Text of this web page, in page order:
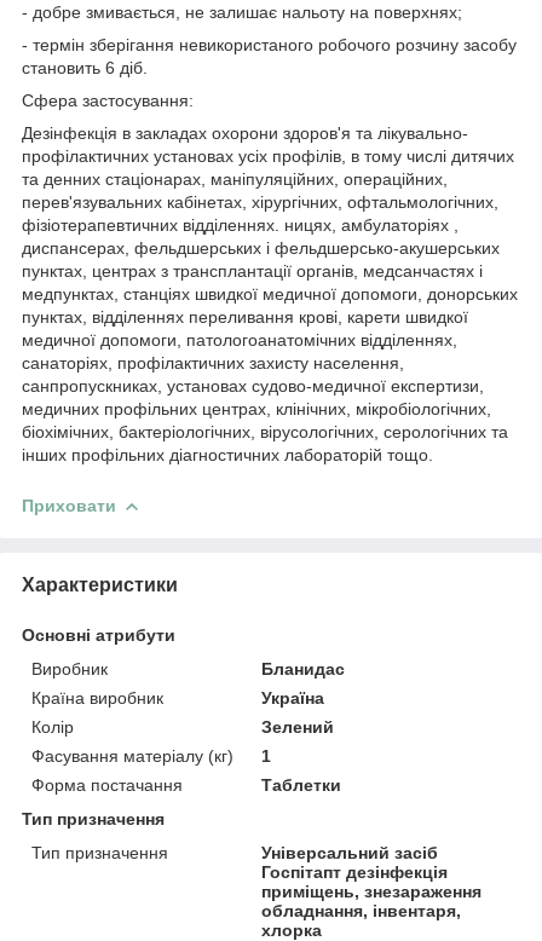
- добре змивається, не залишає нальоту на поверхнях;
- термін зберігання невикористаного робочого розчину засобу
становить 6 діб.
Сфера застосування:
Дезінфекція в закладах охорони здоров'я та лікувально-
профілактичних установах усіх профілів, в тому числі дитячих
та денних стаціонарах, маніпуляційних, операційних,
перев'язувальних кабінетах, хірургічних, офтальмологічних,
фізіотерапевтичних відділеннях. ницях, амбулаторіях ,
диспансерах, фельдшерських і фельдшерсько-акушерських
пунктах, центрах з трансплантації органів, медсанчастях і
медпунктах, станціях швидкої медичної допомоги, донорських
пунктах, відділеннях переливання крові, карети швидкої
медичної допомоги, патологоанатомічних відділеннях,
санаторіях, профілактичних захисту населення,
санпропускниках, установах судово-медичної експертизи,
медичних профільних центрах, клінічних, мікробіологічних,
біохімічних, бактеріологічних, вірусологічних, серологічних та
інших профільних діагностичних лабораторій тощо.
Приховати
Характеристики
Основні атрибути
Виробник
Бланидас
Країна виробник
Україна
Колір
Зелений
Фасування матеріалу (кг)
1
Форма постачання
Таблетки
Тип призначення
Тип призначення
Універсальний засіб
Госпітапт дезінфекція
приміщень, знезараження
обладнання, інвентаря,
хлорка